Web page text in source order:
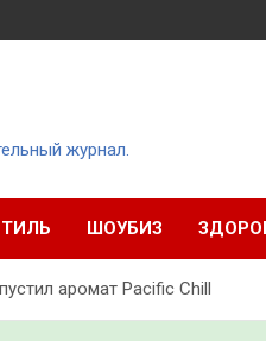
журнал.
ШОУБИЗ
аромат Pacific Chill